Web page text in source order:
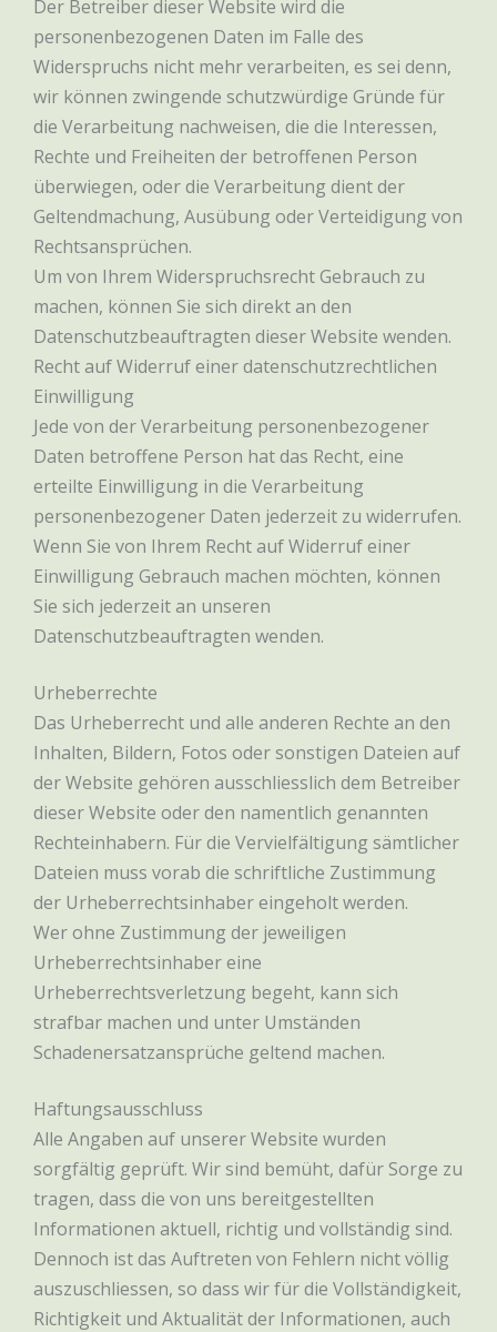
Der Betreiber dieser Website wird die
personenbezogenen Daten im Falle des
Widerspruchs nicht mehr verarbeiten, es sei denn,
wir können zwingende schutzwürdige Gründe für
die Verarbeitung nachweisen, die die Interessen,
Rechte und Freiheiten der betroffenen Person
überwiegen, oder die Verarbeitung dient der
Geltendmachung, Ausübung oder Verteidigung von
Rechtsansprüchen.
Um von Ihrem Widerspruchsrecht Gebrauch zu
machen, können Sie sich direkt an den
Datenschutzbeauftragten dieser Website wenden.
Recht auf Widerruf einer datenschutzrechtlichen
Einwilligung
Jede von der Verarbeitung personenbezogener
Daten betroffene Person hat das Recht, eine
erteilte Einwilligung in die Verarbeitung
personenbezogener Daten jederzeit zu widerrufen.
Wenn Sie von Ihrem Recht auf Widerruf einer
Einwilligung Gebrauch machen möchten, können
Sie sich jederzeit an unseren
Datenschutzbeauftragten wenden.
Urheberrechte
Das Urheberrecht und alle anderen Rechte an den
Inhalten, Bildern, Fotos oder sonstigen Dateien auf
der Website gehören ausschliesslich dem Betreiber
dieser Website oder den namentlich genannten
Rechteinhabern. Für die Vervielfältigung sämtlicher
Dateien muss vorab die schriftliche Zustimmung
der Urheberrechtsinhaber eingeholt werden.
Wer ohne Zustimmung der jeweiligen
Urheberrechtsinhaber eine
Urheberrechtsverletzung begeht, kann sich
strafbar machen und unter Umständen
Schadenersatzansprüche geltend machen.
Haftungsausschluss
Alle Angaben auf unserer Website wurden
sorgfältig geprüft. Wir sind bemüht, dafür Sorge zu
tragen, dass die von uns bereitgestellten
Informationen aktuell, richtig und vollständig sind.
Dennoch ist das Auftreten von Fehlern nicht völlig
auszuschliessen, so dass wir für die Vollständigkeit,
Richtigkeit und Aktualität der Informationen, auch